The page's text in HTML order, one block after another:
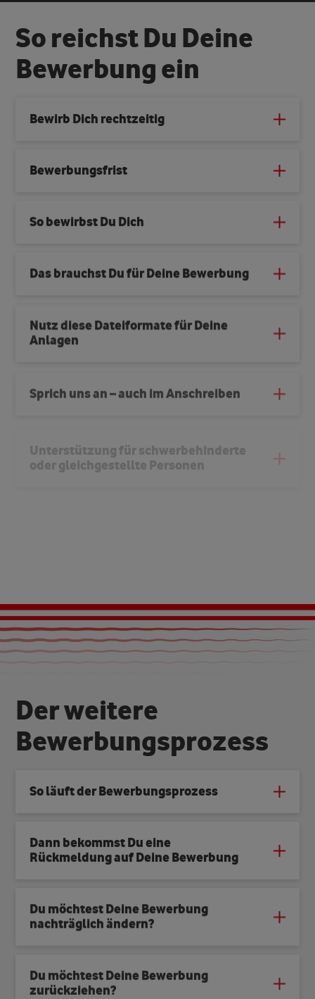
So reichstDu Deine
Bewerbung ein
Bewirb Dich rechtzeitig
Bewerbungsfrist
So bewirbst Du Dich
Das brauchst Du für Deine Bewerbung
Nutz diese Dateiformate für Deine
Anlagen
Sprich uns an – auch im Anschreiben
Unterstützung für schwerbehinderte
oder gleichgestellte Personen
Derweitere
Bewerbungsprozess
So läuft der Bewerbungsprozess
Dann bekommst Du eine
Rückmeldung auf Deine Bewerbung
Du möchtest Deine Bewerbung
nachträglich ändern?
Du möchtest Deine Bewerbung
zurückziehen?